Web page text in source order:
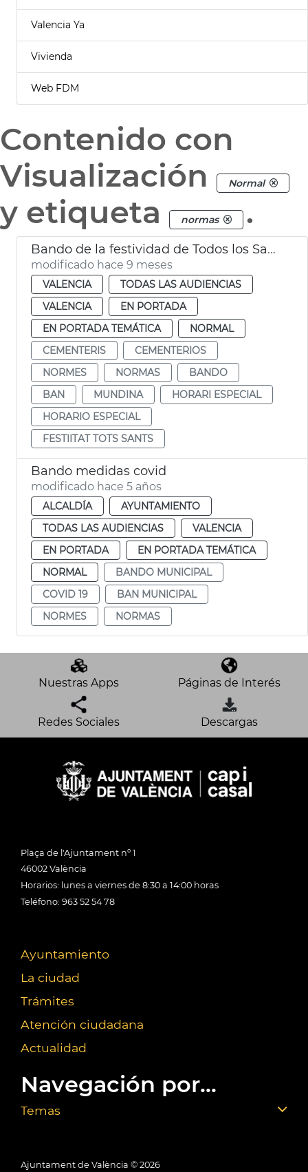
Valencia Ya
Vivienda
Web FDM
Contenido con
Visualización
Normal
y etiqueta normas .
Bando de la festividad de Todos los Santos
modificado hace 9 meses
VALENCIA
TODAS LAS AUDIENCIAS
VALENCIA
EN PORTADA
EN PORTADA TEMÁTICA
NORMAL
CEMENTERIS
CEMENTERIOS
NORMES
NORMAS
BANDO
BAN
MUNDINA
HORARI ESPECIAL
HORARIO ESPECIAL
FESTIITAT TOTS SANTS
Bando medidas covid
modificado hace 5 años
ALCALDÍA
AYUNTAMIENTO
TODAS LAS AUDIENCIAS
VALENCIA
EN PORTADA
EN PORTADA TEMÁTICA
NORMAL
BANDO MUNICIPAL
COVID 19
BAN MUNICIPAL
NORMES
NORMAS
Nuestras Apps Páginas de Interés
Redes Sociales Descargas
Plaça de l'Ajuntament nº 1
46002 València
Horarios: lunes a viernes de 8:30 a 14:00 horas
Teléfono: 963 52 54 78
Ayuntamiento
La ciudad
Trámites
Atención ciudadana
Actualidad
Navegación por...
Temas
Ajuntament de València © 2026